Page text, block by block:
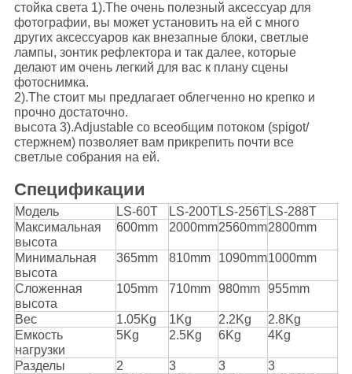
стойка света 1).The очень полезный аксессуар для
фотографии, вы может установить на ей с много
других аксессуаров как внезапные блоки, светлые
лампы, зонтик рефлектора и так далее, которые
делают им очень легкий для вас к плану сцены
фотоснимка.
2).The стоит мы предлагает облегченно но крепко и
прочно достаточно.
высота 3).Adjustable со всеобщим потоком (spigot/
стержнем) позволяет вам прикрепить почти все
светлые собрания на ей.
Спецификации
Модель LS-60T LS-200T LS-256T LS-288T
Максимальная
высота
600mm 2000mm2560mm2800mm
Минимальная
высота
365mm 810mm 1090mm1000mm
Сложенная
высота
105mm 710mm 980mm 955mm
Вес 1.05Kg 1Kg 2.2Kg
2.8Kg
Емкость
нагрузки
5Kg 2.5Kg 6Kg 4Kg
Разделы 2 3 3
3